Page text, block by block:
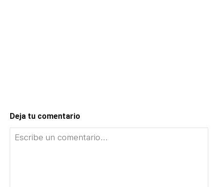
Deja tu comentario